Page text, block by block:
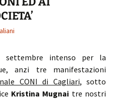
intenso per la
anzi tre manifestazioni
CONI di Cagliari, sotto
Kristina Mugnai tre nostri